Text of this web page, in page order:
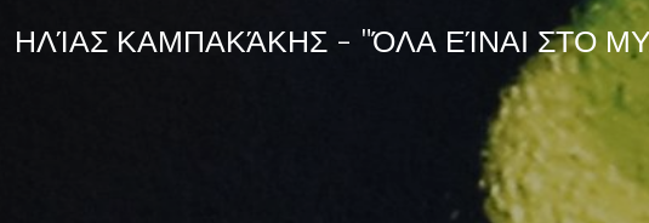
ΗΛΊΑΣ ΚΑΜΠΑΚΆΚΗΣ - "ΌΛΑ ΕΊΝΑΙ ΣΤΟ